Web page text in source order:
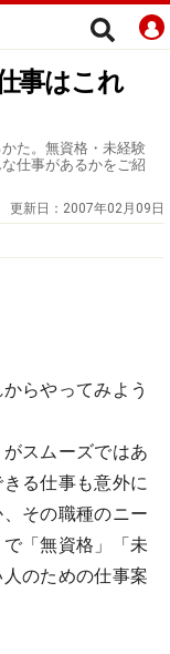
事はこれ
た。無資格・未経験
仕事があるかをご紹
更新日： 2007年02月09日
らやってみよう
スムーズではあ
る仕事も意外に
その職種のニー
「無資格」「未
のための仕事案